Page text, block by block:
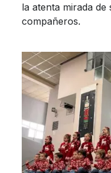
la atenta mirada de
compañeros.